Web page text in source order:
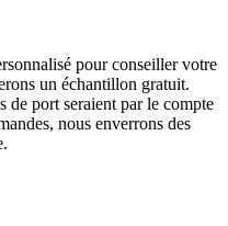
pour conseiller votre
un échantillon gratuit.
de port seraient par le compte
nous enverrons des